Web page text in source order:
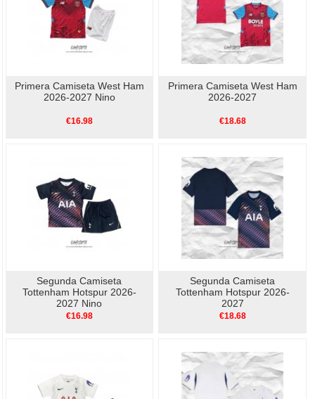
Primera Camiseta West Ham
2026-2027 Nino
€16.98
Primera Camiseta West Ham
2026-2027
€18.68
Segunda Camiseta
Tottenham Hotspur 2026-
2027 Nino
€16.98
Segunda Camiseta
Tottenham Hotspur 2026-
2027
€18.68